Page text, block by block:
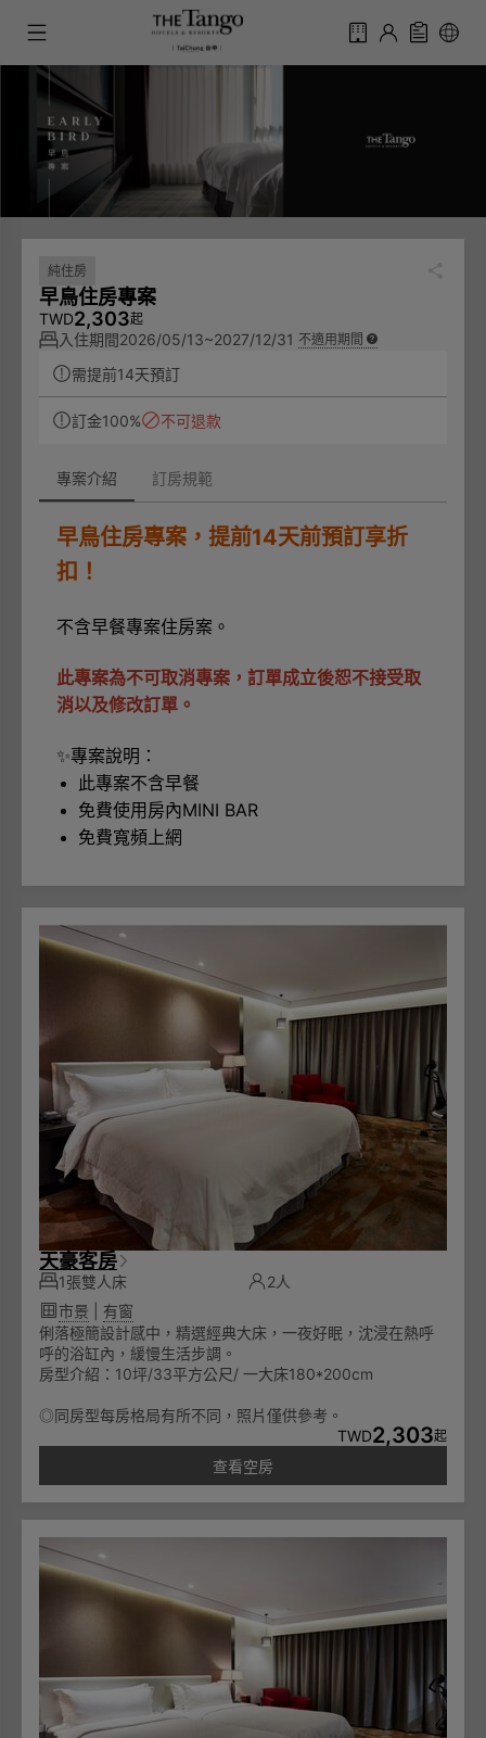
純住房
早鳥住房專案
TWD2,303起
入住期間2026/05/13~2027/12/31 不適用期間
需提前14天預訂
訂金100% 不可退款
專案介紹
早鳥住房專案，提前14天前預訂享折
扣！
不含早餐專案住房案。
此專案為不可取消專案，訂單成立後恕不接受取
消以及修改訂單。
✨專案說明：
此專案不含早餐
免費使用房內MINI BAR
免費寬頻上網
訂房規範
天豪客房
1張雙人床
2人
市景
有窗
俐落極簡設計感中，精選經典大床，一夜好眠，沈浸在熱呼
呼的浴缸內，緩慢生活步調。
房型介紹：10坪/33平方公尺/ 一大床180*200cm
◎同房型每房格局有所不同，照片僅供參考。
TWD2,303起
查看空房